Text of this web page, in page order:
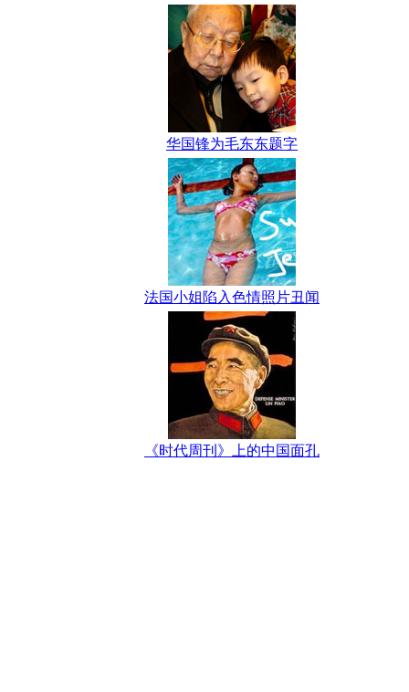
华国锋为毛东东题字
法国小姐陷入色情照片丑闻
《时代周刊》上的中国面孔